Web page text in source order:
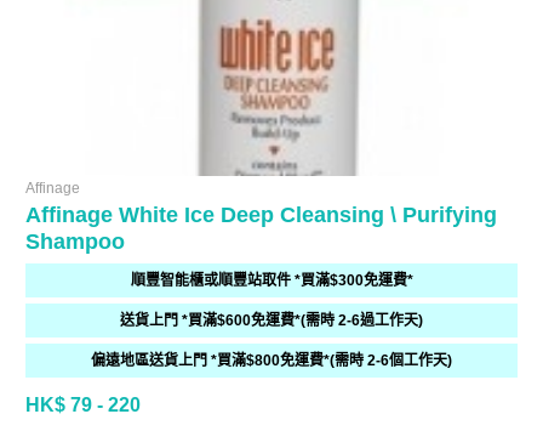
Affinage
Affinage White Ice Deep Cleansing \ Purifying
Shampoo
順豐智能櫃或順豐站取件 *買滿$300免運費*
送貨上門 *買滿$600免運費*(需時 2-6過工作天)
偏遠地區送貨上門 *買滿$800免運費*(需時 2-6個工作天)
HK$ 79 - 220